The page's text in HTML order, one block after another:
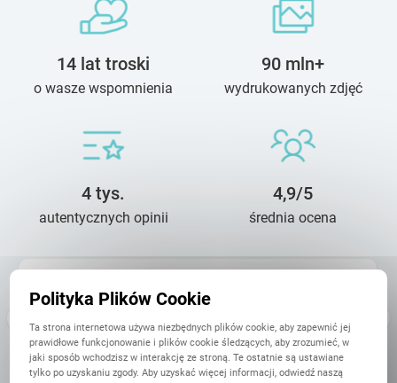
14 lat troski
o wasze wspomnienia
90 mln+
wydrukowanych zdjęć
4 tys.
autentycznych opinii
4,9/5
średnia ocena
18 Lipca
Robienie fotoksiążki jest bardzo intuicyjne i bardzo przyjemnie
się ją projektuje. Realizacja poszła bardzo sprawnie. Stany
kontakt z printu. Przesyłka bardzo ładnie zapakowana a sam
efekt finalny ...
Polityka Plików Cookie
Ta strona internetowa używa niezbędnych plików cookie, aby zapewnić jej
prawidłowe funkcjonowanie i plików cookie śledzących, aby zrozumieć, w
jaki sposób wchodzisz w interakcję ze stroną. Te ostatnie są ustawiane
tylko po uzyskaniu zgody. Aby uzyskać więcej informacji, odwiedź naszą